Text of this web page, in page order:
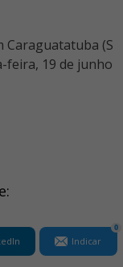
Caraguatatuba (S
feira, 19 de junho
Indicar
0